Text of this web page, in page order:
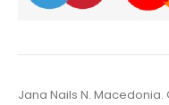
Jana Nails N. Macedonia.